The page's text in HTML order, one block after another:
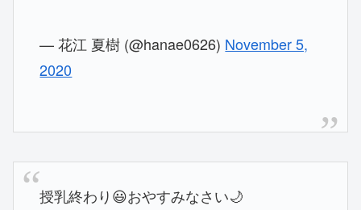
— 花江 夏樹 (@hanae0626) November 5,
2020
授乳終わり😃おやすみなさい🌙